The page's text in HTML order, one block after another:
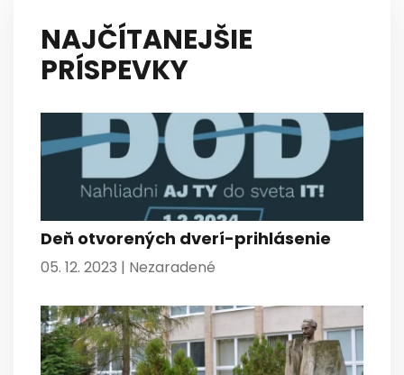
NAJČÍTANEJŠIE
PRÍSPEVKY
Deň otvorených dverí-prihlásenie
05. 12. 2023 | Nezaradené